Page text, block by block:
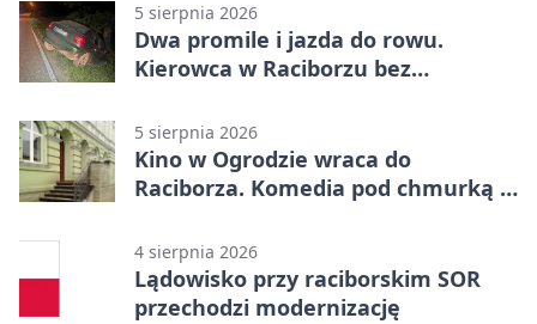
5 sierpnia 2026
Dwa promile i jazda do rowu.
Kierowca w Raciborzu bez
5 sierpnia 2026
Kino w Ogrodzie wraca do
Raciborza. Komedia pod chmurką w
4 sierpnia 2026
Lądowisko przy raciborskim SOR
przechodzi modernizację